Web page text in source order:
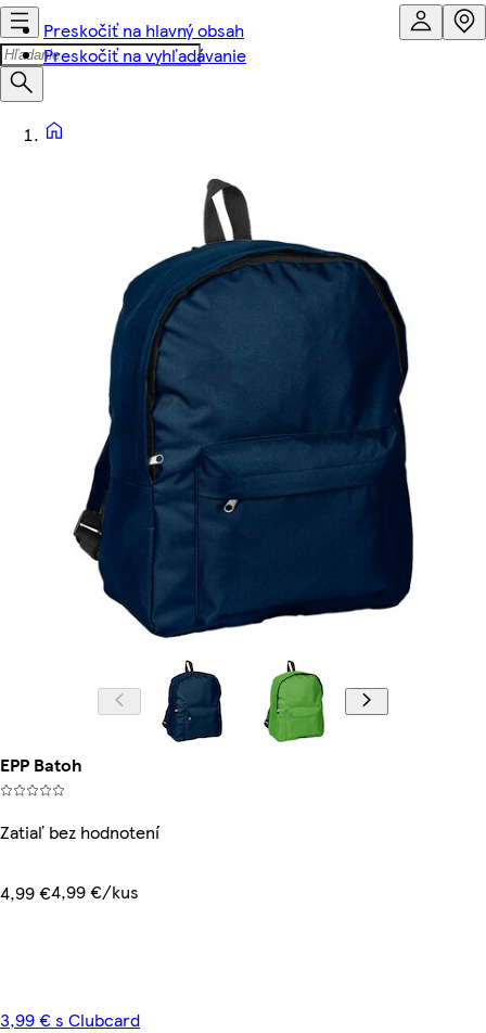
Preskočiť na hlavný obsah
Preskočiť na vyhľadávanie
EPP Batoh
Zatiaľ bez hodnotení
4,99 €4,99 €/kus
3,99 € s Clubcard